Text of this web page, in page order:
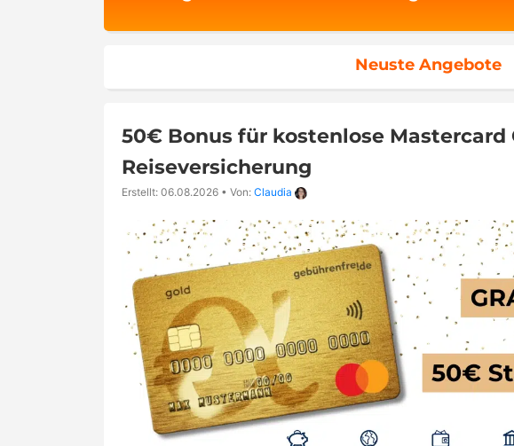
Neuste Angebote
50€ Bonus für kostenlose Mastercard
Reiseversicherung
Erstellt: 06.08.2026 • Von: Claudia